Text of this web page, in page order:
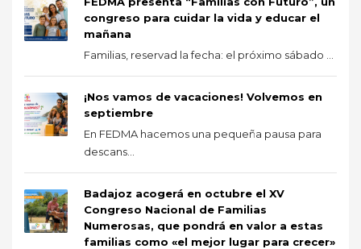
congreso para cuidar la vida y educar el
mañana
Familias, reservad la fecha: el próximo sábado ...
¡Nos vamos de vacaciones! Volvemos en
septiembre
En FEDMA hacemos una pequeña pausa para
descans...
Badajoz acogerá en octubre el XV
Congreso Nacional de Familias
Numerosas, que pondrá en valor a estas
familias como «el mejor lugar para crecer»